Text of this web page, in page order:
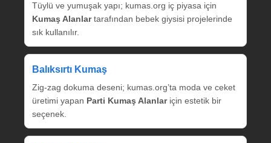
Tüylü ve yumuşak yapı; kumas.org iç piyasa için
Kumaş Alanlartarafından bebek giysisi projelerinde
sık kullanılır.
Balıksırtı Kumaş
Zig‑zag dokuma deseni; kumas.org’ta moda ve ceket
üretimi yapan Parti Kumaş Alanlariçin estetik bir
seçenek.